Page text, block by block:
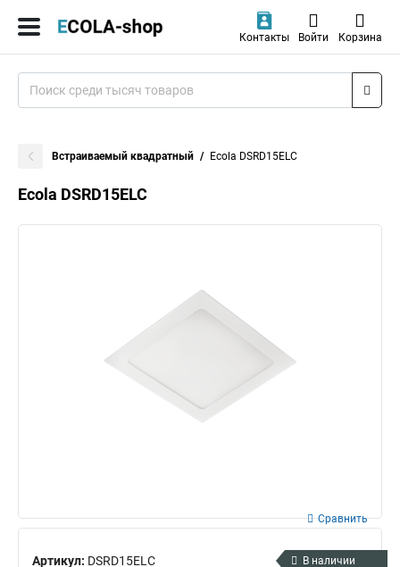
Контакты Войти Корзина
Встраиваемый квадратный Ecola DSRD15ELC
Ecola DSRD15ELC
Артикул: DSRD15ELC
Сравнить
В наличии